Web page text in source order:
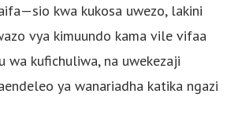
kwa kukosa uwezo, lakini
vya kimuundo kama vile vifaa
wa kufichuliwa, na uwekezaji
ya wanariadha katika ngazi